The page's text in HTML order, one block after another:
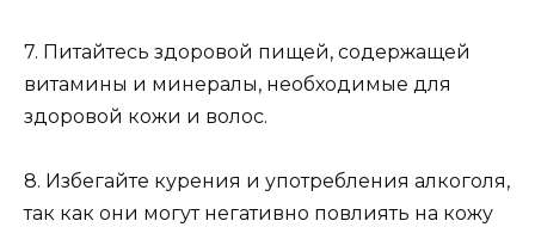
7. Питайтесь здоровой пищей, содержащей
витамины и минералы, необходимые для
здоровой кожи и волос.
8. Избегайте курения и употребления алкоголя,
так как они могут негативно повлиять на кожу